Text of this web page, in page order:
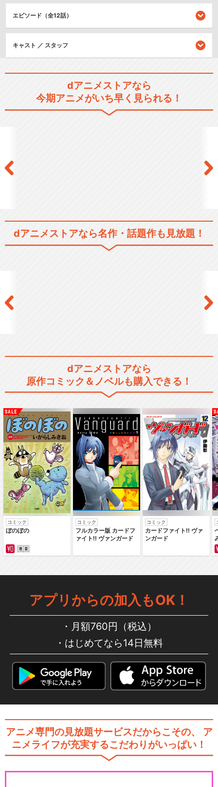
シリーズ／関連のアニメ作品
劇場版「Dance with Devils-
F…
ミュージカル「Dance with D
エピソード（全12話）
キャスト ／ スタッフ
dアニメストアなら
今期アニメがいち早く見られる！
dアニメストアなら名作・話題作も見放題！
dアニメストアなら
原作コミック＆ノベルも購入できる！
コミック
ぼのぼの
コミック
フルカラー版 カードフ
ァイト‼ ヴァンガード
コミック
カードファイト‼ ヴァ
ンガード
アプリからの加入もOK！
月額760円（税込）
はじめてなら14日無料
アニメ専門の見放題サービスだからこその、
ア
ニメライフが充実するこだわりがいっぱい！